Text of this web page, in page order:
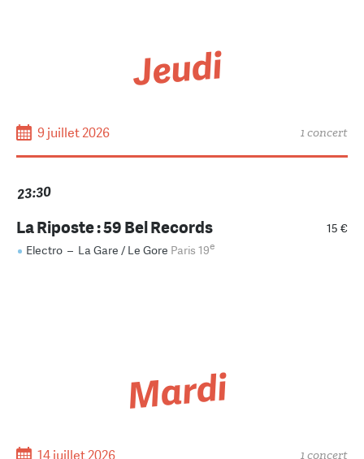
Jeudi
9 juillet 2026 1 concert
23:30
15 €
La Riposte : 59 Bel Records
Electro – La Gare / Le Gore Paris 19e
Mardi
14 juillet 2026 1 concert